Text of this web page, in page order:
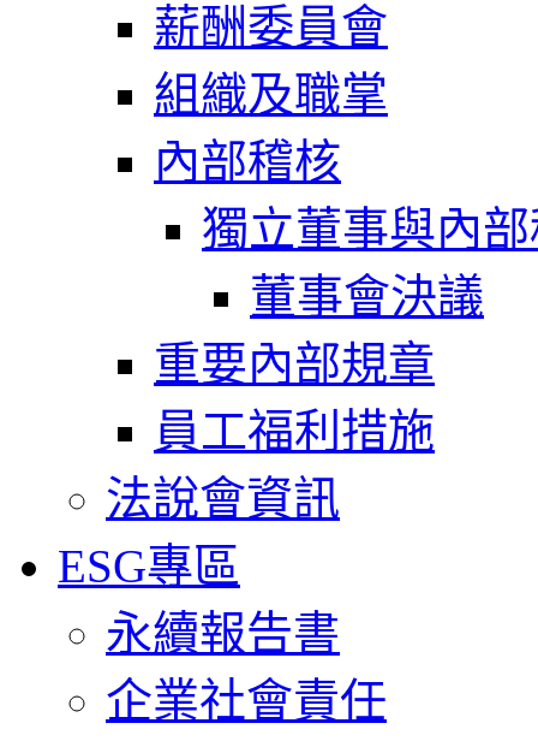
薪酬委員會
組織及職掌
內部稽核
獨立董事與內
董事會決議
重要內部規章
員工福利措施
法說會資訊
ESG專區
永續報告書
企業社會責任